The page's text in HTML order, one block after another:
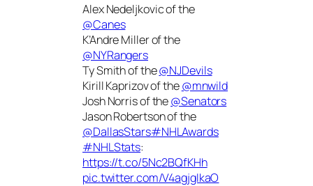
Alex Nedeljkovic of the
@Canes
K’Andre Miller of the
@NYRangers
Ty Smith of the@NJDevils
Kirill Kaprizov of the@mnwild
Josh Norris of the@Senators
Jason Robertson of the
@DallasStars#NHLAwards
#NHLStats:
https://t.co/5Nc2BQfKHh
pic.twitter.com/V4agjgIkaO